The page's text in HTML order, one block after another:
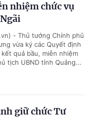
nhiệm chức vụ
- Thủ tướng Chính phủ
vừa ký các Quyết định
quả bầu, miễn nhiệm
tịch UBND tỉnh Quảng...
giữ chức Tư